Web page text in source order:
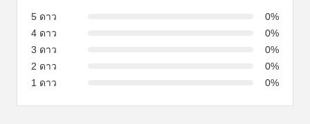
5 ดาว
0%
4 ดาว
0%
3 ดาว
0%
2 ดาว
0%
1 ดาว
0%